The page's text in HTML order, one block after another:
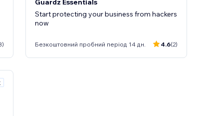
Guardz Essentials
Start protecting your business from hackers
now
Безкоштовний пробний період 14 дн. 4.6(2)